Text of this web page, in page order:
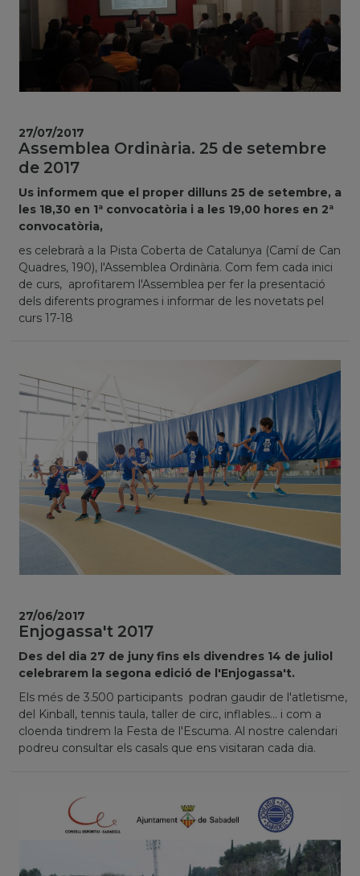
Assemblea Ordinària. 25 de setembre
de 2017
Us informem que el proper dilluns 25 de setembre, a
les 18,30 en 1ª convocatòria i a les 19,00 hores en 2ª
convocatòria,
es celebrarà a la Pista Coberta de Catalunya (Camí de Can
Quadres, 190), l'Assemblea Ordinària. Com fem cada inici
de curs, aprofitarem l'Assemblea per fer la presentació
dels diferents programes i informar de les novetats pel
curs 17-18
27/07/2017
Enjogassa't 2017
Des del dia 27 de juny fins els divendres 14 de juliol
celebrarem la segona edició de l'Enjogassa't.
Els més de 3.500 participants podran gaudir de l'atletisme,
del Kinball, tennis taula, taller de circ, inflables... i com a
cloenda tindrem la Festa de l'Escuma. Al nostre calendari
podreu consultar els casals que ens visitaran cada dia.
27/06/2017